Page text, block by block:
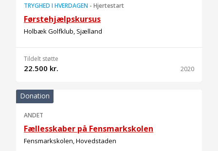
TRYGHED I HVERDAGEN - Hjertestart
Førstehjælpskursus
Holbæk Golfklub, Sjælland
Tildelt støtte
22.500 kr. 2020
Donation
ANDET
Fællesskaber på Fensmarkskolen
Fensmarkskolen, Hovedstaden